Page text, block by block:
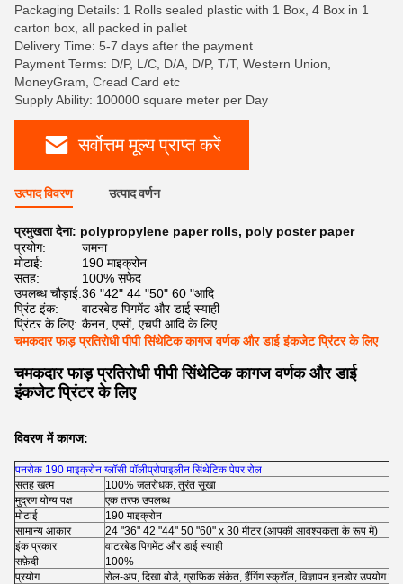
Packaging Details: 1 Rolls sealed plastic with 1 Box, 4 Box in 1
carton box, all packed in pallet
Delivery Time: 5-7 days after the payment
Payment Terms: D/P, L/C, D/A, D/P, T/T, Western Union,
MoneyGram, Cread Card etc
Supply Ability: 100000 square meter per Day
सर्वोत्तम मूल्य प्राप्त करें
उत्पाद विवरण उत्पाद वर्णन
प्रमुखता देना: polypropylene paper rolls, poly poster paper
प्रयोग:
जमना
मोटाई:
190 माइक्रोन
सतह:
100% सफेद
उपलब्ध चौड़ाई:36 "42" 44 "50" 60 "आदि
प्रिंट इंक:
वाटरबेड पिगमेंट और डाई स्याही
प्रिंटर के लिए: कैनन, एप्सों, एचपी आदि के लिए
चमकदार फाड़ प्रतिरोधी पीपी सिंथेटिक कागज वर्णक और डाई इंकजेट प्रिंटर के लिए
चमकदार फाड़ प्रतिरोधी पीपी सिंथेटिक कागज वर्णक और डाई
इंकजेट प्रिंटर के लिए
विवरण में कागज:
पनरोक 190 माइक्रोन ग्लॉसी पॉलीप्रोपाइलीन सिंथेटिक पेपर रोल
सतह खत्म
100% जलरोधक, तुरंत सूखा
मुद्रण योग्य पक्ष
एक तरफ उपलब्ध
मोटाई
190 माइक्रोन
सामान्य आकार
24 "36" 42 "44" 50 "60" x 30 मीटर (आपकी आवश्यकता के रूप में)
इंक प्रकार
वाटरबेड पिगमेंट और डाई स्याही
सफ़ेदी
100%
प्रयोग
रोल-अप, दिखा बोर्ड, ग्राफिक संकेत, हैंगिंग स्क्रॉल, विज्ञापन इनडोर उपयोग के